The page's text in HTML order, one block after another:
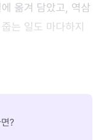
옮겨 담았고, 역삼
는 일도 마다하지
?